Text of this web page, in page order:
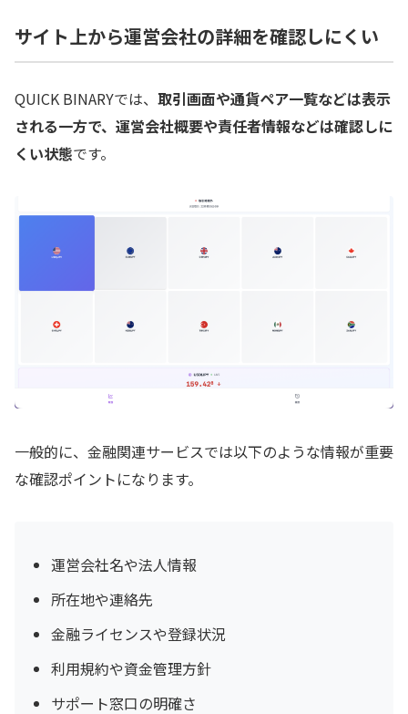
サイト上から運営会社の詳細を確認しにくい
QUICK BINARYでは、 取引画面や通貨ペア一覧などは表示
される一方で、運営会社概要や責任者情報などは確認しに
くい状態です。
一般的に、金融関連サービスでは以下のような情報が重要
な確認ポイントになります。
運営会社名や法人情報
所在地や連絡先
金融ライセンスや登録状況
利用規約や資金管理方針
サポート窓口の明確さ